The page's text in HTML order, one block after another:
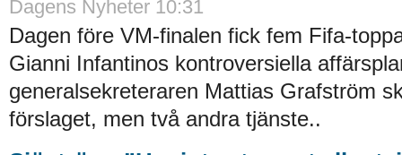
Dagens Nyheter 10:31
Dagen före VM-finalen fick fem Fifa-
Gianni Infantinos kontroversiella
generalsekreteraren Mattias Grafström
förslaget, men två andra tjänste..